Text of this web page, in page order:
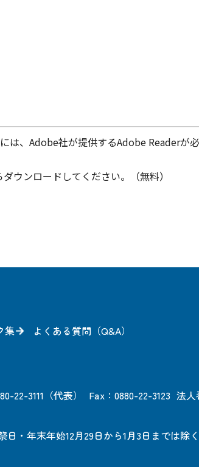
は、Adobe社が提供するAdobe Readerが必
ウンロードしてください。（無料）
集 よくある質問（Q&A）
22-3111（代表） Fax：0880-22-3123 法人
日・年末年始12月29日から1月3日までは除く